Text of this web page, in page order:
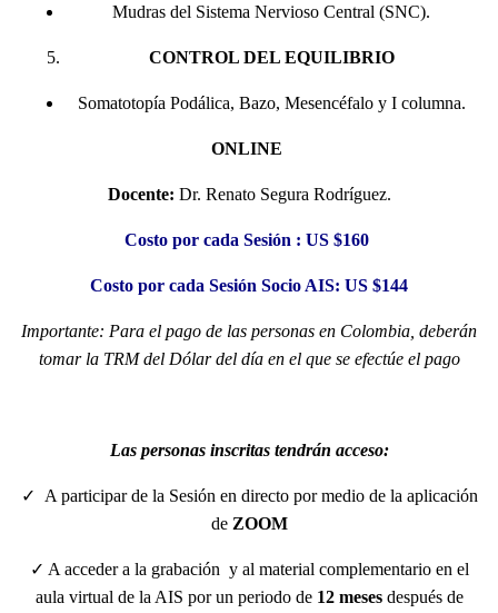
Mudras del Sistema Nervioso Central (SNC).
CONTROL DEL EQUILIBRIO
Somatotopía Podálica, Bazo, Mesencéfalo y I columna.
ONLINE
Docente: Dr. Renato Segura Rodríguez.
Costo por cada Sesión : US $160
Costo por cada Sesión Socio AIS: US $144
Importante: Para el pago de las personas en Colombia, deberán
tomar la TRM del Dólar del día en el que se efectúe el pago
Las personas inscritas tendrán acceso:
✓ A participar de la Sesión en directo por medio de la aplicación
de ZOOM
✓ A acceder a la grabación y al material complementario en el
aula virtual de la AIS por un periodo de 12 mesesdespués de